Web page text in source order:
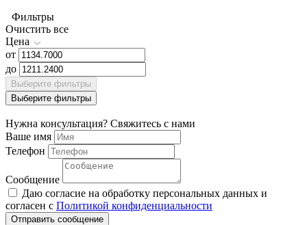
Фильтры
Очистить все
Цена
от
до
Выберите фильтры
Выберите фильтры
Нужна консультация? Свяжитесь с нами
Ваше имя
Телефон
Сообщение
Даю согласие на обработку персональных данных и
согласен с Политикой конфиденциальности
Отправить сообщение